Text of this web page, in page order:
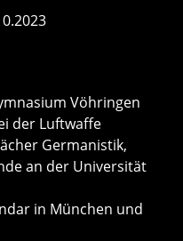
Vöhringen
der Luftwaffe
Germanistik,
an der Universität
in München und